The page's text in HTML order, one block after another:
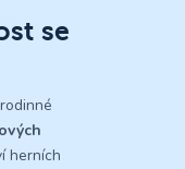
se
herních